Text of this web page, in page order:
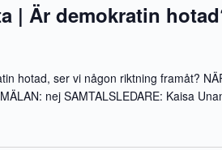
| Är demokratin
hotad, ser vi någon riktning framåt?
nej SAMTALSLEDARE: Kaisa